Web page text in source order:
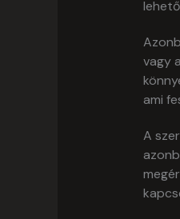
vagy
ami
A